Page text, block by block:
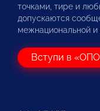
точками, тире и
допускаются
межнациональной и
Вступи в